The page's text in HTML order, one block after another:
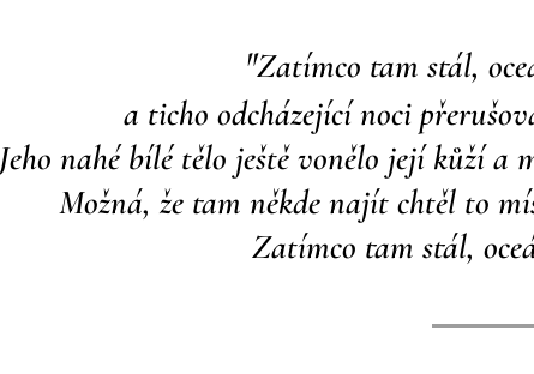
"Zatímco tam stál,
a ticho odcházející noci
Jeho nahé bílé tělo ještě vonělo její kůžía
Možná, že tam někde najít chtěl to
Zatímco tam stál,